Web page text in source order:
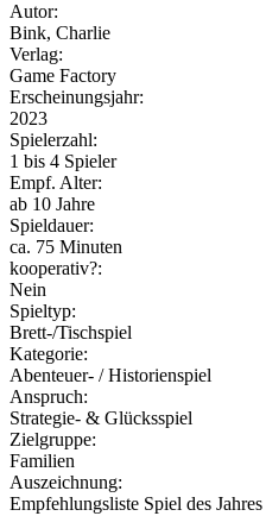
Autor:
Bink, Charlie
Verlag:
Game Factory
Erscheinungsjahr:
2023
Spielerzahl:
1 bis 4 Spieler
Empf. Alter:
ab 10 Jahre
Spieldauer:
ca. 75 Minuten
kooperativ?:
Nein
Spieltyp:
Brett-/Tischspiel
Kategorie:
Abenteuer- / Historienspiel
Anspruch:
Strategie- & Glücksspiel
Zielgruppe:
Familien
Auszeichnung:
Empfehlungsliste Spiel des